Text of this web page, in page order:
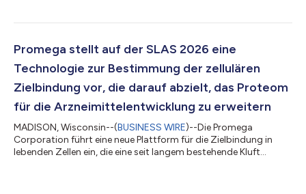
lizenzierte Reverse Complement PCR (RC-PCR) -Technologie, um
forensische Fallproben zu bieten. Diese Sequenzierungskits
erweitern das bestehende Pr...
Promega stellt auf der SLAS 2026 eine
Technologie zur Bestimmung der zellulären
Zielbindung vor, die darauf abzielt, das Proteom
für die Arzneimittelentwicklung zu erweitern
MADISON, Wisconsin--(BUSINESS WIRE)--Die Promega
Corporation führt eine neue Plattform für die Zielbindung in
lebenden Zellen ein, die eine seit langem bestehende Kluft